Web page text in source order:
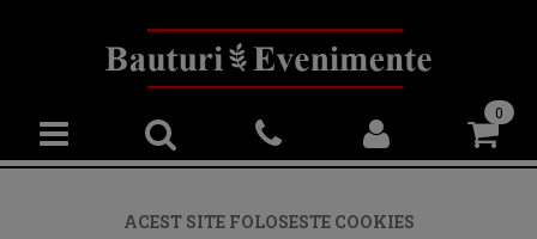
0
ACEST SITE FOLOSESTE COOKIES